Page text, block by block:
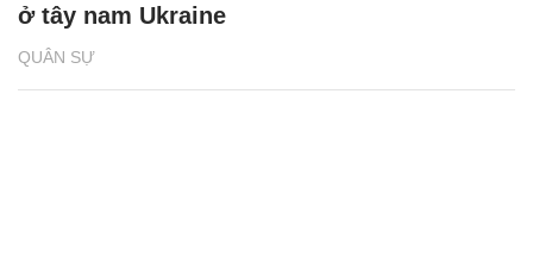
QUÂN SỰ
ở tây nam Ukraine